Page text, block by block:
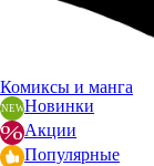
Комиксы и манга
Новинки
Акции
Популярные